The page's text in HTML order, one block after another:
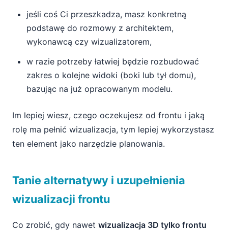
jeśli coś Ci przeszkadza, masz konkretną
podstawę do rozmowy z architektem,
wykonawcą czy wizualizatorem,
w razie potrzeby łatwiej będzie rozbudować
zakres o kolejne widoki (boki lub tył domu),
bazując na już opracowanym modelu.
Im lepiej wiesz, czego oczekujesz od frontu i jaką
rolę ma pełnić wizualizacja, tym lepiej wykorzystasz
ten element jako narzędzie planowania.
Tanie alternatywy i uzupełnienia
wizualizacji frontu
Co zrobić, gdy nawet wizualizacja 3D tylko frontu